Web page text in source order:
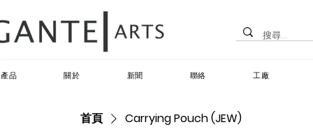
產品 關於 新聞 聯絡 工廠
首頁 Carrying Pouch (JEW)